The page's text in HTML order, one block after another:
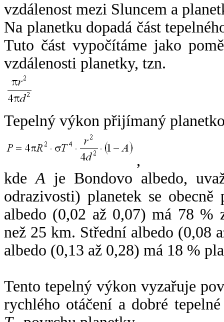
vzdálenost mezi Sluncem a
Na planetku dopadá část
Tuto část vypočítáme jako
vzdálenosti planetky, tzn.
Tepelný výkon přijímaný
,
kdeA je Bondovo albedo,
odrazivosti) planetek se
albedo (0,02 až 0,07) má 78 %
než 25 km. Střední albedo (0,08
albedo (0,13 až 0,28) má 18 %
Tento tepelný výkon vyzařuje
rychlého otáčení a dobré